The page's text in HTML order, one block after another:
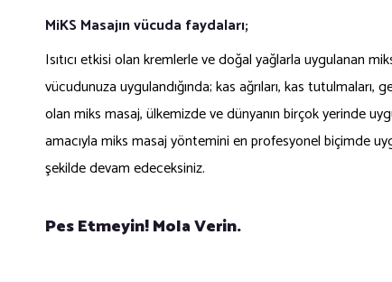
MiKS Masajın vücuda faydaları;
Isıtıcı etkisi olan kremlerle ve doğal yağlarla uygulanan
vücudunuza uygulandığında; kas ağrıları, kas
olan miks masaj, ülkemizde ve dünyanın birçok yerinde
amacıyla miks masaj yöntemini en profesyonel biçimde
şekilde devam edeceksiniz.
Pes Etmeyin! Mola Verin.